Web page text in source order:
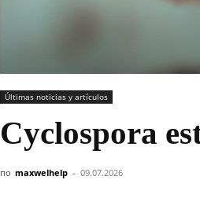
Últimas noticias y artículos
Cyclospora
по maxwelhelp - 09.07.2026